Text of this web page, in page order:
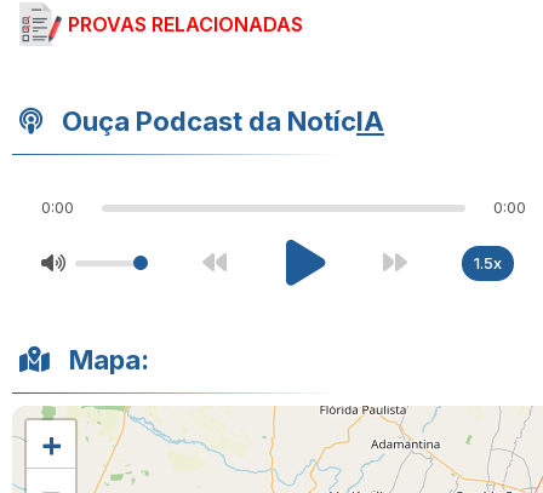
PROVAS RELACIONADAS
Ouça Podcast da NotícIA
0:00 0:00
1.5x
Mapa:
+